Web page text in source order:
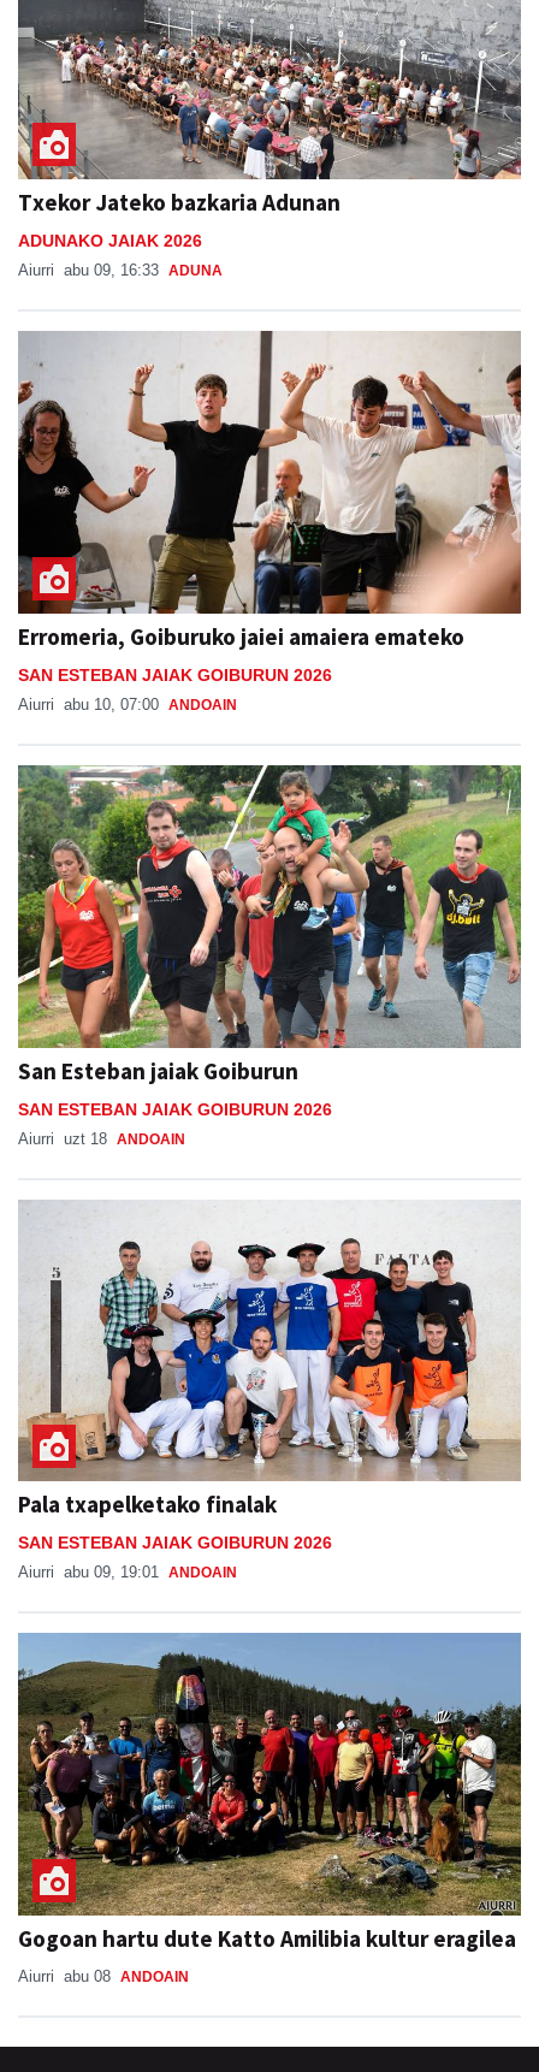
Txekor Jateko bazkaria Adunan
ADUNAKO JAIAK 2026
Aiurri abu 09, 16:33 ADUNA
Erromeria, Goiburuko jaiei amaiera emateko
SAN ESTEBAN JAIAK GOIBURUN 2026
Aiurri abu 10, 07:00 ANDOAIN
San Esteban jaiak Goiburun
SAN ESTEBAN JAIAK GOIBURUN 2026
Aiurri uzt 18 ANDOAIN
Pala txapelketako finalak
SAN ESTEBAN JAIAK GOIBURUN 2026
Aiurri abu 09, 19:01 ANDOAIN
Gogoan hartu dute Katto Amilibia kultur eragilea
Aiurri abu 08 ANDOAIN